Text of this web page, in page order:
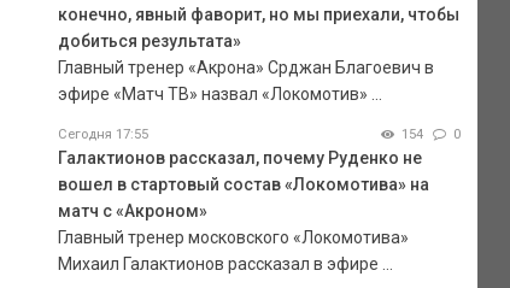
конечно, явный фаворит, но мы приехали, чтобы
добиться результата»
Главный тренер «Акрона» Срджан Благоевич в
эфире «Матч ТВ» назвал «Локомотив» ...
Сегодня 17:55 154 0
Галактионов рассказал, почему Руденко не
вошел в стартовый состав «Локомотива» на
матч с «Акроном»
Главный тренер московского «Локомотива»
Михаил Галактионов рассказал в эфире ...